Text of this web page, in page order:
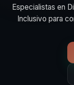
Especialistas en
Inclusivo para